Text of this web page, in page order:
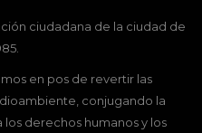
ciudadana de la ciudad de
en pos de revertir las
conjugando la
derechos humanos y los